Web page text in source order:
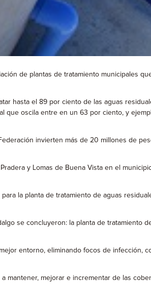
de plantas de tratamiento municipales
hasta el 89 por ciento de las aguas
que oscila entre en un 63 por ciento, y
invierten más de 20 millones de
y Lomas de Buena Vista en el
la planta de tratamiento de aguas
se concluyeron: la planta de tratamiento
entorno, eliminando focos de infección,
mantener, mejorar e incrementar de las